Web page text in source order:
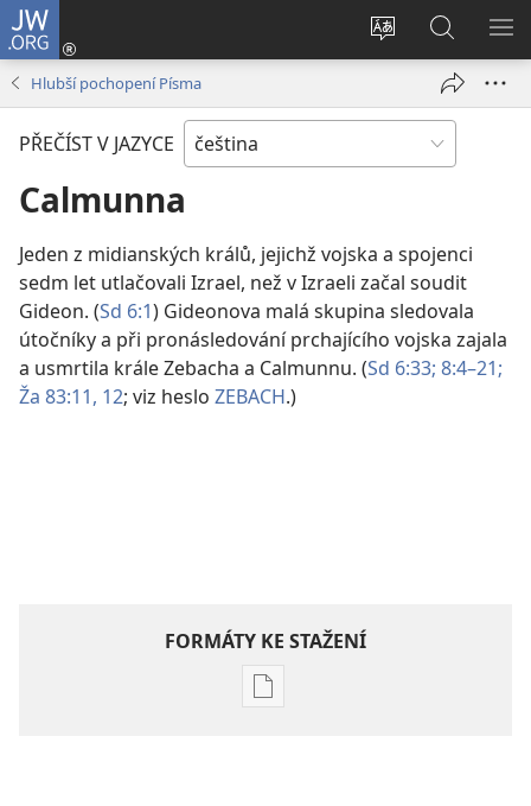
JW.ORG
Změnit
stránek
Přihlásit
se
okno)
Hledat
na
JW.ORG
Hlubší pochopení Písma
PŘEČÍST V JAZYCE
Calmunna
Jeden z midianských králů, jejichž vojska a spojenci
sedm let utlačovali Izrael, než v Izraeli začal soudit
Gideon. (Sd 6:1) Gideonova malá skupina sledovala
útočníky a při pronásledování prchajícího vojska zajala
a usmrtila krále Zebacha a Calmunnu. (Sd 6:33; 8:4–21;
Ža 83:11, 12; viz heslo ZEBACH.)
FORMÁTY KE STAŽENÍ
Formáty